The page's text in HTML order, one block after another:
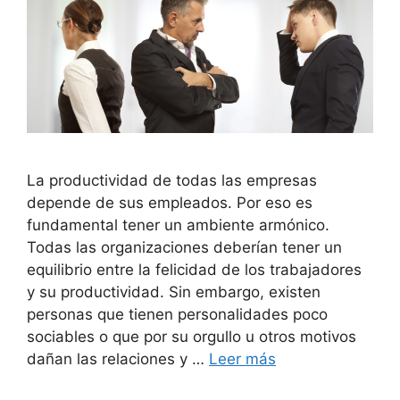
La productividad de todas las empresas
depende de sus empleados. Por eso es
fundamental tener un ambiente armónico.
Todas las organizaciones deberían tener un
equilibrio entre la felicidad de los trabajadores
y su productividad. Sin embargo, existen
personas que tienen personalidades poco
sociables o que por su orgullo u otros motivos
dañan las relaciones y … Leer más